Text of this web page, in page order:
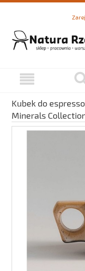
Kubek do
Minerals